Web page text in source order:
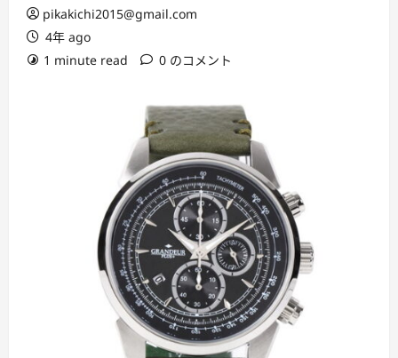
pikakichi2015@gmail.com
4年 ago
1 minute read
0 のコメント